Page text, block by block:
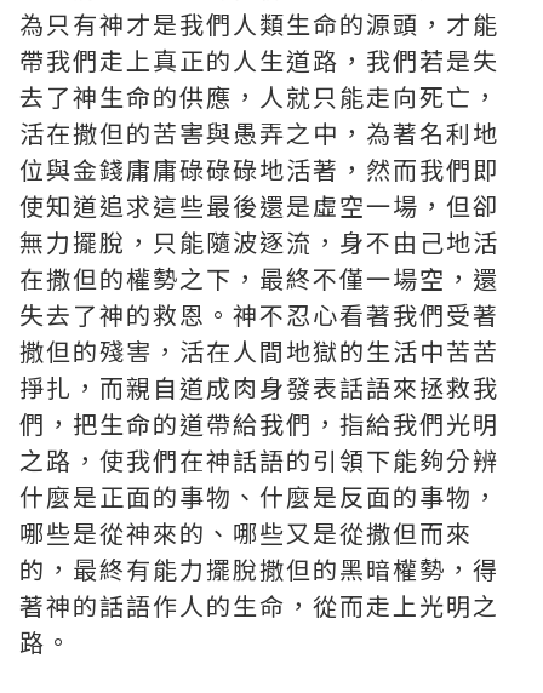
為只有神才是我們人類生命的源頭，才能
帶我們走上真正的人生道路，我們若是失
去了神生命的供應， 人就只能走向死亡，
活在撒但的苦害與愚弄之中，為著名利地
位與金錢庸庸碌碌碌地活著，然而我們即
使知道追求這些最後還是虛空一場，但卻
無力擺脫，只能隨波逐流，身不由己地活
在撒但的權勢之下，最終不僅一場空，還
失去了神的救恩。神不忍心看著我們受著
撒但的殘害，活在人間地獄的生活中苦苦
掙扎，而親自道成肉身發表話語來拯救我
們，把生命的道帶給我們，指給我們光明
之路，使我們在神話語的引領下能夠分辨
什麼是正面的事物、什麼是反面的事物，
哪些是從神來的、哪些又是從撒但而來
的，最終有能力擺脫撒但的黑暗權勢，得
著神的話語作人的生命，從而走上光明之
路。